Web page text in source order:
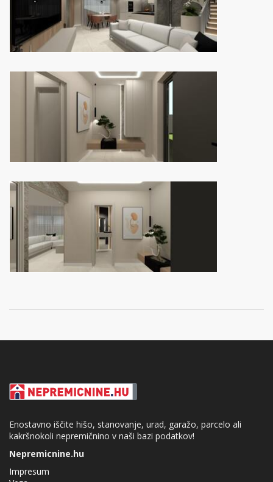
Enostavno iščite hišo, stanovanje, urad, garažo, parcelo ali
kakršnokoli nepremičnino v naši bazi podatkov!
Nepremicnine.hu
Impresum